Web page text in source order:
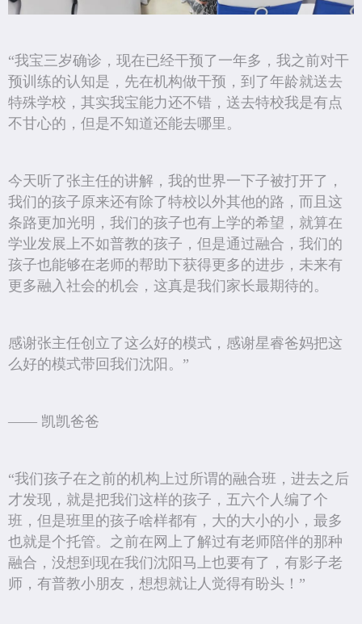
“我宝三岁确诊，现在已经干预了一年多，我之前对干
预训练的认知是，先在机构做干预，到了年龄就送去
特殊学校，其实我宝能力还不错，送去特校我是有点
不甘心的，但是不知道还能去哪里。
今天听了张主任的讲解，我的世界一下子被打开了，
我们的孩子原来还有除了特校以外其他的路，而且这
条路更加光明，我们的孩子也有上学的希望，就算在
学业发展上不如普教的孩子，但是通过融合，我们的
孩子也能够在老师的帮助下获得更多的进步，未来有
更多融入社会的机会，这真是我们家长最期待的。
感谢张主任创立了这么好的模式，感谢星睿爸妈把这
么好的模式带回我们沈阳。”
—— 凯凯爸爸
“我们孩子在之前的机构上过所谓的融合班，进去之后
才发现，就是把我们这样的孩子，五六个人编了个
班，但是班里的孩子啥样都有，大的大小的小，最多
也就是个托管。之前在网上了解过有老师陪伴的那种
融合，没想到现在我们沈阳马上也要有了，有影子老
师，有普教小朋友，想想就让人觉得有盼头！”